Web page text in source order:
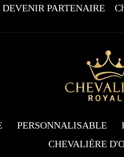
DEVENIR PARTENAIRE
PERSONNALISABLE
CHEVALIÈRE